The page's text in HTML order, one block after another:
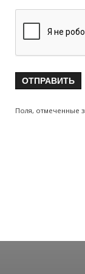
Поля, отмеченные